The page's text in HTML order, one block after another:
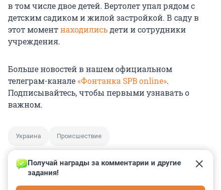
в том числе двое детей. Вертолет упал рядом с
детским садиком и жилой застройкой. В саду в
этот моментнаходилисьдети и сотрудники
учреждения.
Больше новостей в нашем официальном
телеграм-канале«Фонтанка SPB online».
Подписывайтесь, чтобы первыми узнавать о
важном.
Украина Происшествие
Получай награды за комментарии и другие
задания!